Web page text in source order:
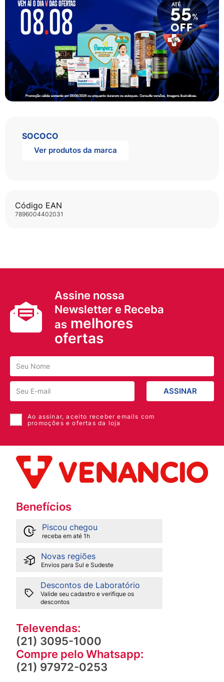
SOCOCO
Ver produtos da marca
Código EAN
7896004402031
Assine nossa
Newsletter e Receba
as melhores
ofertas
ASSINAR
Ao assinar, aceito receber emails com
promoções e ofertas da loja
Benefícios
Piscou chegou
receba em até 1h
Novas regiões
Envios para Sul e Sudeste
Descontos de Laboratório
Valide seu cadastro e verifique os
descontos
Televendas:
(21) 3095-1000
Compre pelo Whatsapp:
(21) 97972-0253